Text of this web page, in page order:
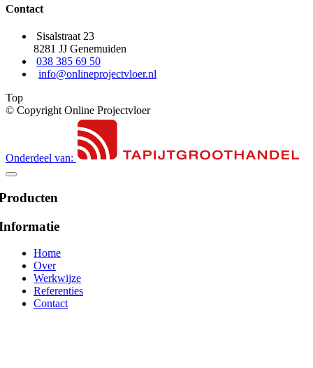
Contact
Sisalstraat 23
8281 JJ Genemuiden
038 385 69 50
info@onlineprojectvloer.nl
Top
© Copyright Online Projectvloer
Onderdeel van:
Home
Over
Werkwijze
Referenties
Contact